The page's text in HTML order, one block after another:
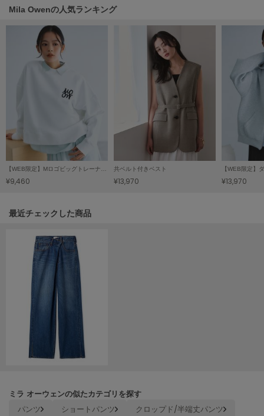
made of Organics
メイドオブオーガニクス
MICHU COQUETTE
miies miim
ミーエスミーム
ミラオーウェン
MOIGE
モワージュ
MUCHA
ミュシャ
ニューバランス
NOWNS
ナウンス
Mila Owenの人気ランキング
【WEB限定】Mロゴビッグトレーナー・スウェット
¥9,460
共ベルト付きベスト
¥13,970
【WEB限定】
¥13,970
関連記事
最近チェックした商品
ミラ オーウェンの似たカテゴリを探す
パンツ ショートパンツ
クロップド/半端丈パンツ